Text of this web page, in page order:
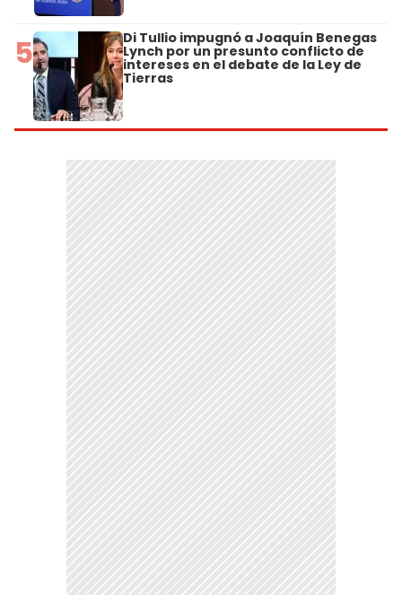
5 Di Tullio impugnó a Joaquín Benegas
Lynch por un presunto conflicto de
intereses en el debate de la Ley de
Tierras